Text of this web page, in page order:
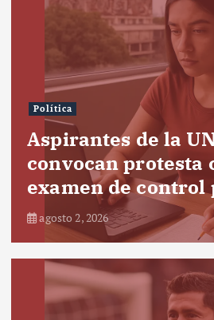
Política
Aspirantes de la
convocan protesta
examen de control
agosto 2, 2026